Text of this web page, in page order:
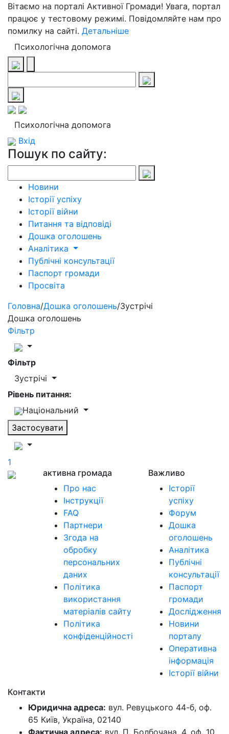
Вітаємо на порталі Активної Громади! Увага, портал
працює у тестовому режимі. Повідомляйте нам про
помилку на сайті. Детальніше
Психологічна допомога
Психологічна допомога
Вхід
Пошук по сайту:
Новини
Історії успіху
Історії війни
Питання та відповіді
Дошка оголошень
Аналітика
Публічні консультації
Паспорт громади
Просвіта
Головна/Дошка оголошень/Зустрічі
Дошка оголошень
Фільтр
Фільтр
Зустрічі
Рівень питання:
Національний
Застосувати
1
активна громада
Про нас
Інструкції
FAQ
Партнери
Згода на
обробку
персональних
даних
Політика
використання
матеріалів сайту
Політика
конфіденційності
Важливо
Історії
успіху
Форум
Дошка
оголошень
Аналітика
Публічні
консультації
Паспорт
громади
Дослідження
Новини
порталу
Оперативна
інформація
Історії війни
Контакти
Юридична адреса: вул. Ревуцького 44-б, оф.
65 Київ, Україна, 02140
Фактична адреса: вул. П. Болбочана, 4, оф. 10